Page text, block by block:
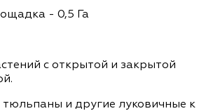
- 0,5 Га
с открытой и закрытой
тюльпаны и другие луковичные к